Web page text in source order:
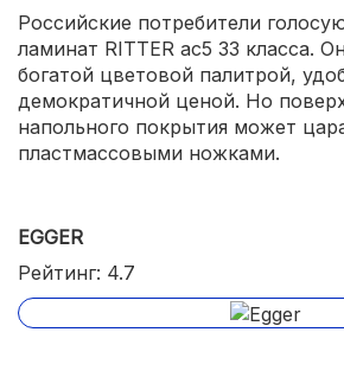
Российские потребители
ламинат RITTER ac5 33 класса.
богатой цветовой палитрой,
демократичной ценой. Но
напольного покрытия может
пластмассовыми ножками.
EGGER
Рейтинг: 4.7